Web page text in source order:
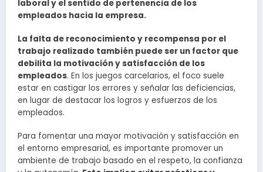
laboral y el sentido de pertenencia de los
empleados hacia la empresa.
La falta de reconocimiento y recompensa por el
trabajo realizado también puede ser un factor que
debilita la motivación y satisfacción de los
empleados. En los juegos carcelarios, el foco suele
estar en castigar los errores y señalar las deficiencias,
en lugar de destacar los logros y esfuerzos de los
empleados.
Para fomentar una mayor motivación y satisfacción en
el entorno empresarial, es importante promover un
ambiente de trabajo basado en el respeto, la confianza